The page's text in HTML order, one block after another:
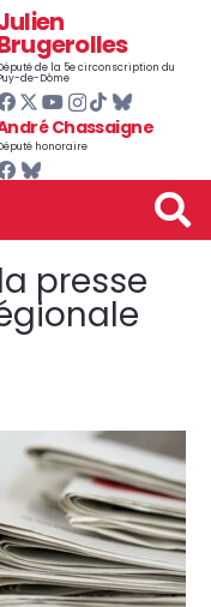
de la 5e circonscription du
de-Dôme
Chassaigne
honoraire
presse